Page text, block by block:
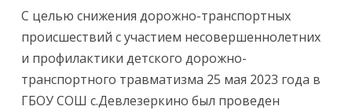
С целью снижения дорожно-транспортных
происшествий с участием несовершеннолетних
и профилактики детского дорожно-
транспортного травматизма 25 мая 2023 года в
ГБОУ СОШ с.Девлезеркино был проведен